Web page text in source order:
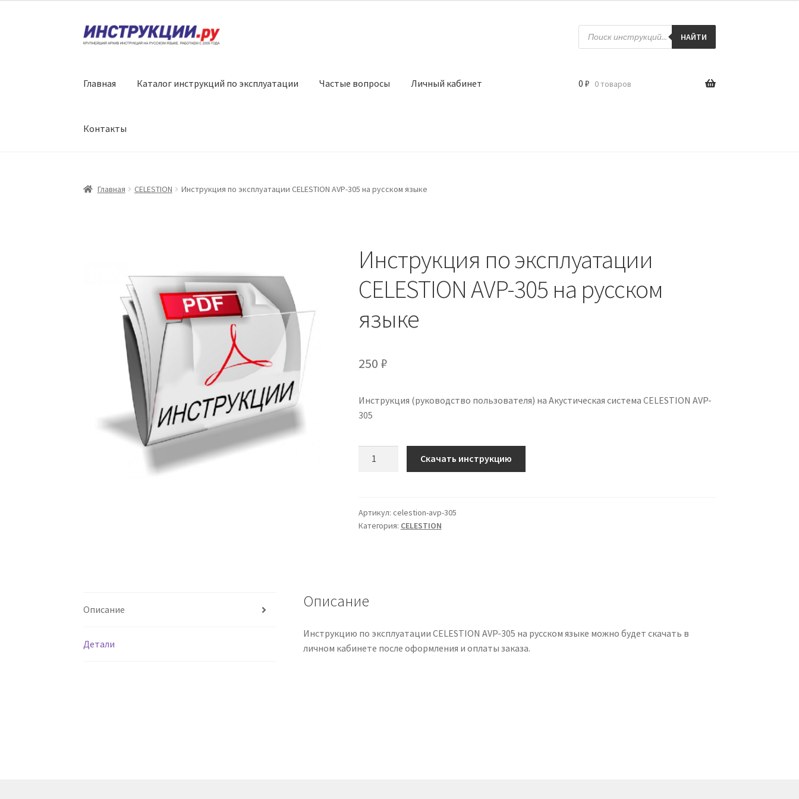
Перейти
к
Перейти
к
Поиск
товаров НАЙТИ
Главная Каталог инструкций по эксплуатации Частые вопросы Личный кабинет
Контакты
0 ₽ 0 товаров
Главная CELESTION Инструкция по эксплуатации CELESTION AVP-305 на русском языке
Инструкция по эксплуатации
CELESTION AVP-305 на русском
языке
250 ₽
Инструкция (руководство пользователя) на Акустическая система CELESTION AVP-
305
CELESTION
AVP-
Скачать инструкцию
Артикул: celestion-avp-305
Категория: CELESTION
Описание
Детали
Описание
Инструкцию по эксплуатации CELESTION AVP-305 на русском языке можно будет скачать в
личном кабинете после оформления и оплаты заказа.